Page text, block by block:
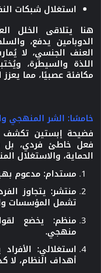
استغلال شبكات
هنا يتلاقى الخلل
الدوبامين يدفع،
العنف الجنسي، لا
اللذة والسيطرة،
مكافئة عصبيًا، مما
خامسًا: الشر المنهجي
فضيحة إبستين تكشف
فعل خاطئ فردي، بل
الحماية، والاستغلال
مستدام: مدعوم
منتشر: يتجاوز
تشمل المؤسسات
منظم: يخضع
منهجي.
استغلالي:
أهداف النظام، لا